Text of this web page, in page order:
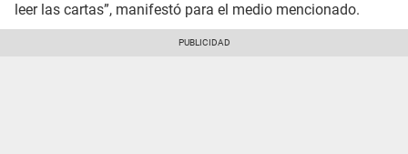
leer las cartas”, manifestó para el medio mencionado.